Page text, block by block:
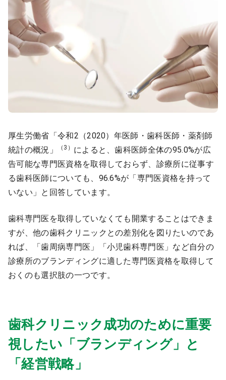
厚生労働省「令和2（2020）年医師・歯科医師・薬剤師
統計の概況」
（3） によると、歯科医師全体の95.0%が広
告可能な専門医資格を取得しておらず、診療所に従事す
る歯科医師についても、96.6%が「専門医資格を持って
いない」と回答しています。
歯科専門医を取得していなくても開業することはできま
すが、他の歯科クリニックとの差別化を図りたいのであ
れば、「歯周病専門医」「小児歯科専門医」など自分の
診療所のブランディングに適した専門医資格を取得して
おくのも選択肢の一つです。
歯科クリニック成功のために重要
視したい「ブランディング」と
「経営戦略」